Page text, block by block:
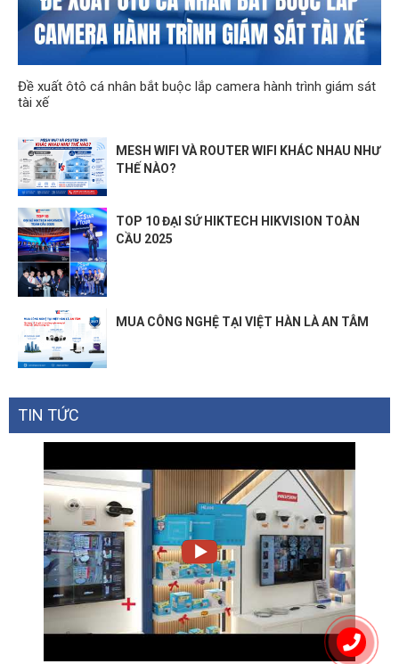
Đề xuất ôtô cá nhân bắt buộc lắp camera hành trình giám sát
tài xế
MESH WIFI VÀ ROUTER WIFI KHÁC NHAU NHƯ
THẾ NÀO?
TOP 10 ĐẠI SỨ HIKTECH HIKVISION TOÀN
CẦU 2025
MUA CÔNG NGHỆ TẠI VIỆT HÀN LÀ AN TÂM
TIN TỨC